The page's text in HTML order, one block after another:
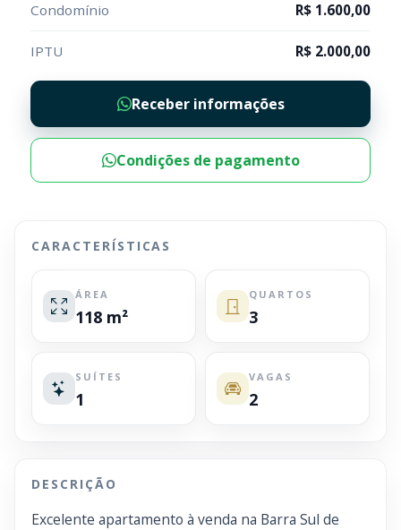
Condomínio R$ 1.600,00
IPTU R$ 2.000,00
Receber informações
Condições de pagamento
CARACTERÍSTICAS
ÁREA
118 m²
QUARTOS
3
SUÍTES
1
VAGAS
2
DESCRIÇÃO
Excelente apartamento à venda na Barra Sul de